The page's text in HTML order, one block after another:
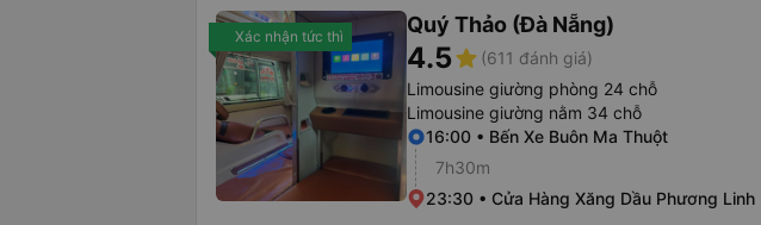
Xác nhận tức thì Quý Thảo (Đà Nẵng)
4.5star (611 đánh giá)
Limousine giường phòng 24 chỗ
Limousine giường nằm 34 chỗ
16:00 • Bến Xe Buôn Ma Thuột
7h30m
23:30 • Cửa Hàng Xăng Dầu Phương Linh